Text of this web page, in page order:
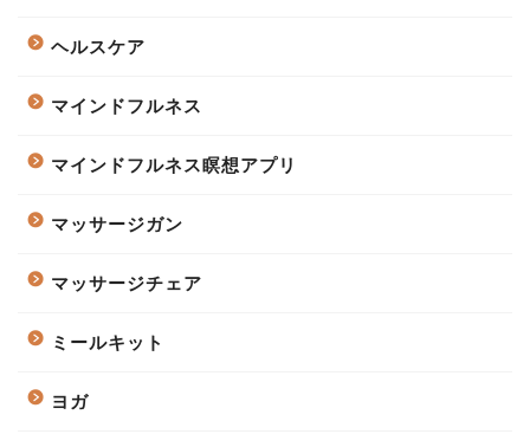
ヘルスケア
マインドフルネス
マインドフルネス瞑想アプリ
マッサージガン
マッサージチェア
ミールキット
ヨガ